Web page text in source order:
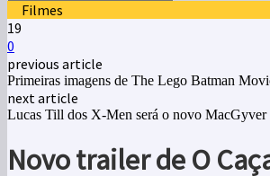
Filmes
19
0
previous article
Primeiras imagens de The Lego Batman
next article
Lucas Till dos X-Men será o novo MacGyver
Novo trailer de O